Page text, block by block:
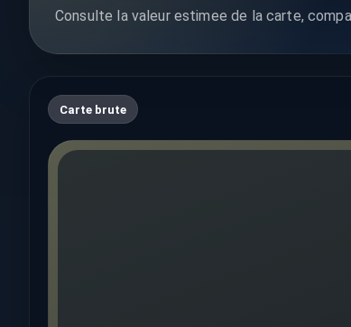
Consulte la valeur estimee de la carte,
Carte brute